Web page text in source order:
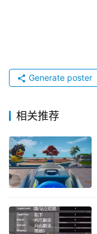
Generate poster
相关推荐